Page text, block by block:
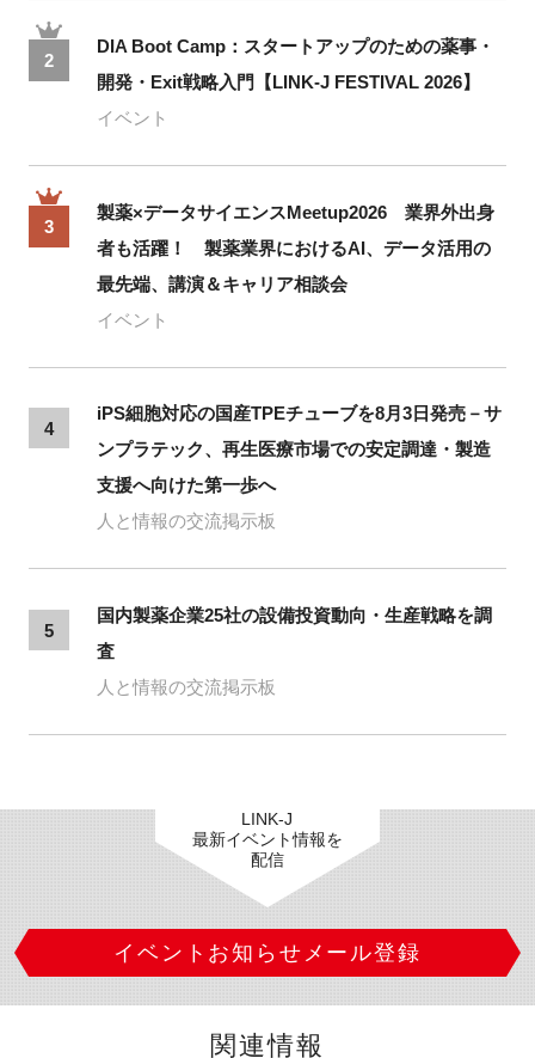
2
DIA Boot Camp：スタートアップのための薬事・
開発・Exit戦略入門【LINK-J FESTIVAL 2026】
イベント
3
製薬×データサイエンスMeetup2026 業界外出身
者も活躍！ 製薬業界におけるAI、データ活用の
最先端、講演＆キャリア相談会
イベント
4
iPS細胞対応の国産TPEチューブを8月3日発売－サ
ンプラテック、再生医療市場での安定調達・製造
支援へ向けた第一歩へ
人と情報の交流掲示板
5
国内製薬企業25社の設備投資動向・生産戦略を調
査
人と情報の交流掲示板
LINK-J
最新イベント情報を
配信
イベントお知らせメール登録
関連情報